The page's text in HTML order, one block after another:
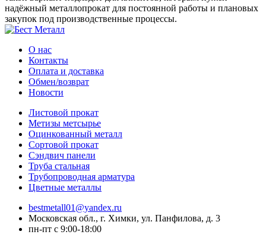
надёжный металлопрокат для постоянной работы и плановых
закупок под производственные процессы.
О нас
Контакты
Оплата и доставка
Обмен/возврат
Новости
Листовой прокат
Метизы метсырье
Оцинкованный металл
Сортовой прокат
Сэндвич панели
Труба стальная
Трубопроводная арматура
Цветные металлы
bestmetall01@yandex.ru
Московская обл., г. Химки, ул. Панфилова, д. 3
пн-пт с 9:00-18:00